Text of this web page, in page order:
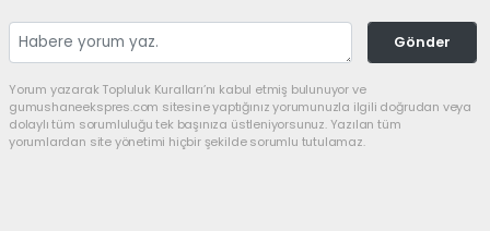
Gönder
Yorum yazarak Topluluk Kuralları’nı kabul etmiş bulunuyor ve
gumushaneekspres.com sitesine yaptığınız yorumunuzla ilgili doğrudan veya
dolaylı tüm sorumluluğu tek başınıza üstleniyorsunuz. Yazılan tüm
yorumlardan site yönetimi hiçbir şekilde sorumlu tutulamaz.